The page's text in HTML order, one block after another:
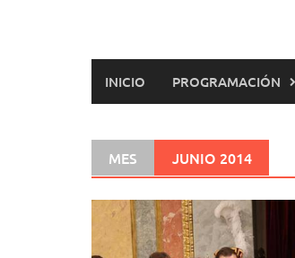
INICIO PROGRAMACIÓN
MES JUNIO 2014